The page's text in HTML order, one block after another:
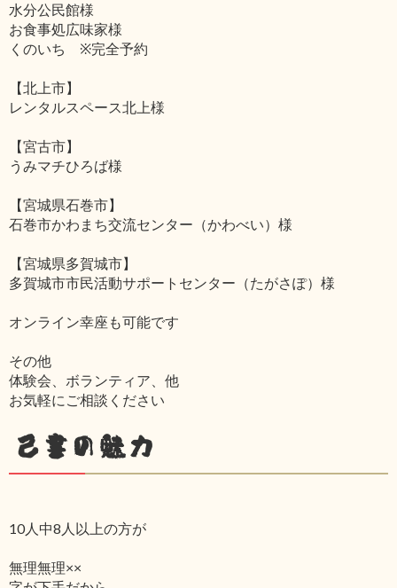
水分公民館様
お食事処広味家様
くのいち ※完全予約
【北上市】
レンタルスペース北上様
【宮古市】
うみマチひろば様
【宮城県石巻市】
石巻市かわまち交流センター（かわべい）様
【宮城県多賀城市】
多賀城市市民活動サポートセンター（たがさぽ）様
オンライン幸座も可能です
その他
体験会、ボランティア、他
お気軽にご相談ください
己書の魅力
10人中8人以上の方が
無理無理××